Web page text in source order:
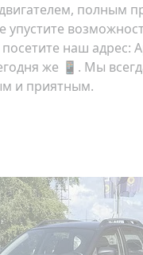
полным
упустите
наш адрес:
же 📱. Мы
и приятным.